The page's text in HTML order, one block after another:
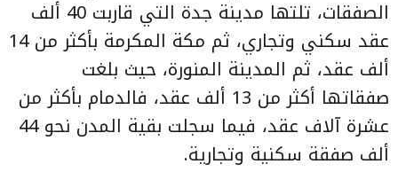
الصفقات، تلتها مدينة جدة التي قاربت 40 ألف
عقد سكني وتجاري، ثم مكة المكرمة بأكثر من 14
ألف عقد، ثم المدينة المنورة، حيث بلغت
صفقاتها أكثر من 13 ألف عقد، فالدمام بأكثر من
عشرة آلاف عقد، فيما سجلت بقية المدن نحو 44
ألف صفقة سكنية وتجارية.